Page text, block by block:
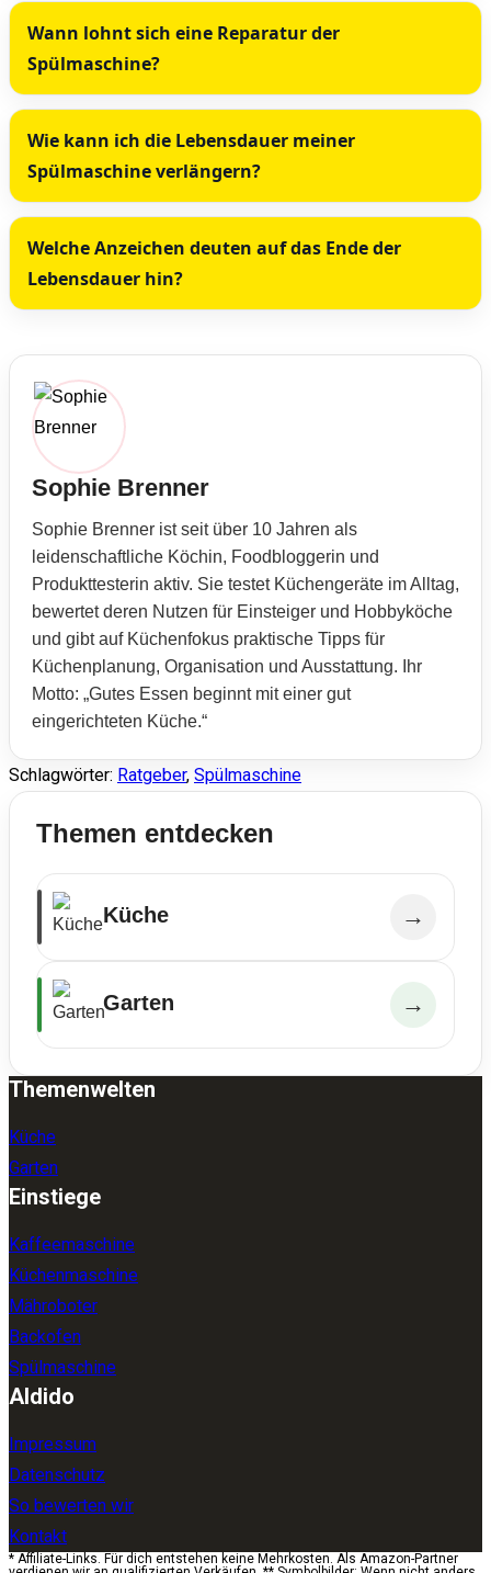
Wann lohnt sich eine Reparatur der
Spülmaschine?
Wie kann ich die Lebensdauer meiner
Spülmaschine verlängern?
Welche Anzeichen deuten auf das Ende der
Lebensdauer hin?
Sophie Brenner
Sophie Brenner ist seit über 10 Jahren als
leidenschaftliche Köchin, Foodbloggerin und
Produkttesterin aktiv. Sie testet Küchengeräte im Alltag,
bewertet deren Nutzen für Einsteiger und Hobbyköche
und gibt auf Küchenfokus praktische Tipps für
Küchenplanung, Organisation und Ausstattung. Ihr
Motto: „Gutes Essen beginnt mit einer gut
eingerichteten Küche.“
Schlagwörter: Ratgeber, Spülmaschine
Themen entdecken
Küche →
Garten →
Themenwelten
Küche
Garten
Einstiege
Kaffeemaschine
Küchenmaschine
Mähroboter
Backofen
Spülmaschine
Aldido
Impressum
Datenschutz
So bewerten wir
Kontakt
* Affiliate-Links. Für dich entstehen keine Mehrkosten. Als Amazon-Partner